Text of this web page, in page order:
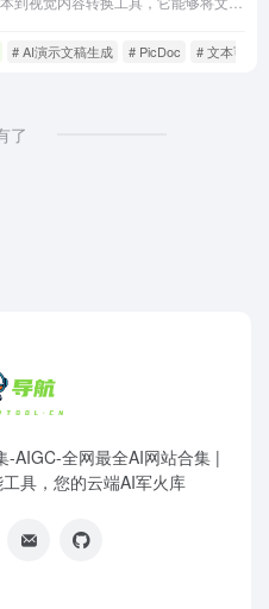
# AI演示文稿生成 # PicDoc # 文本可视
了
-AIGC-全网最全AI网站合集 |
具，您的云端AI军火库